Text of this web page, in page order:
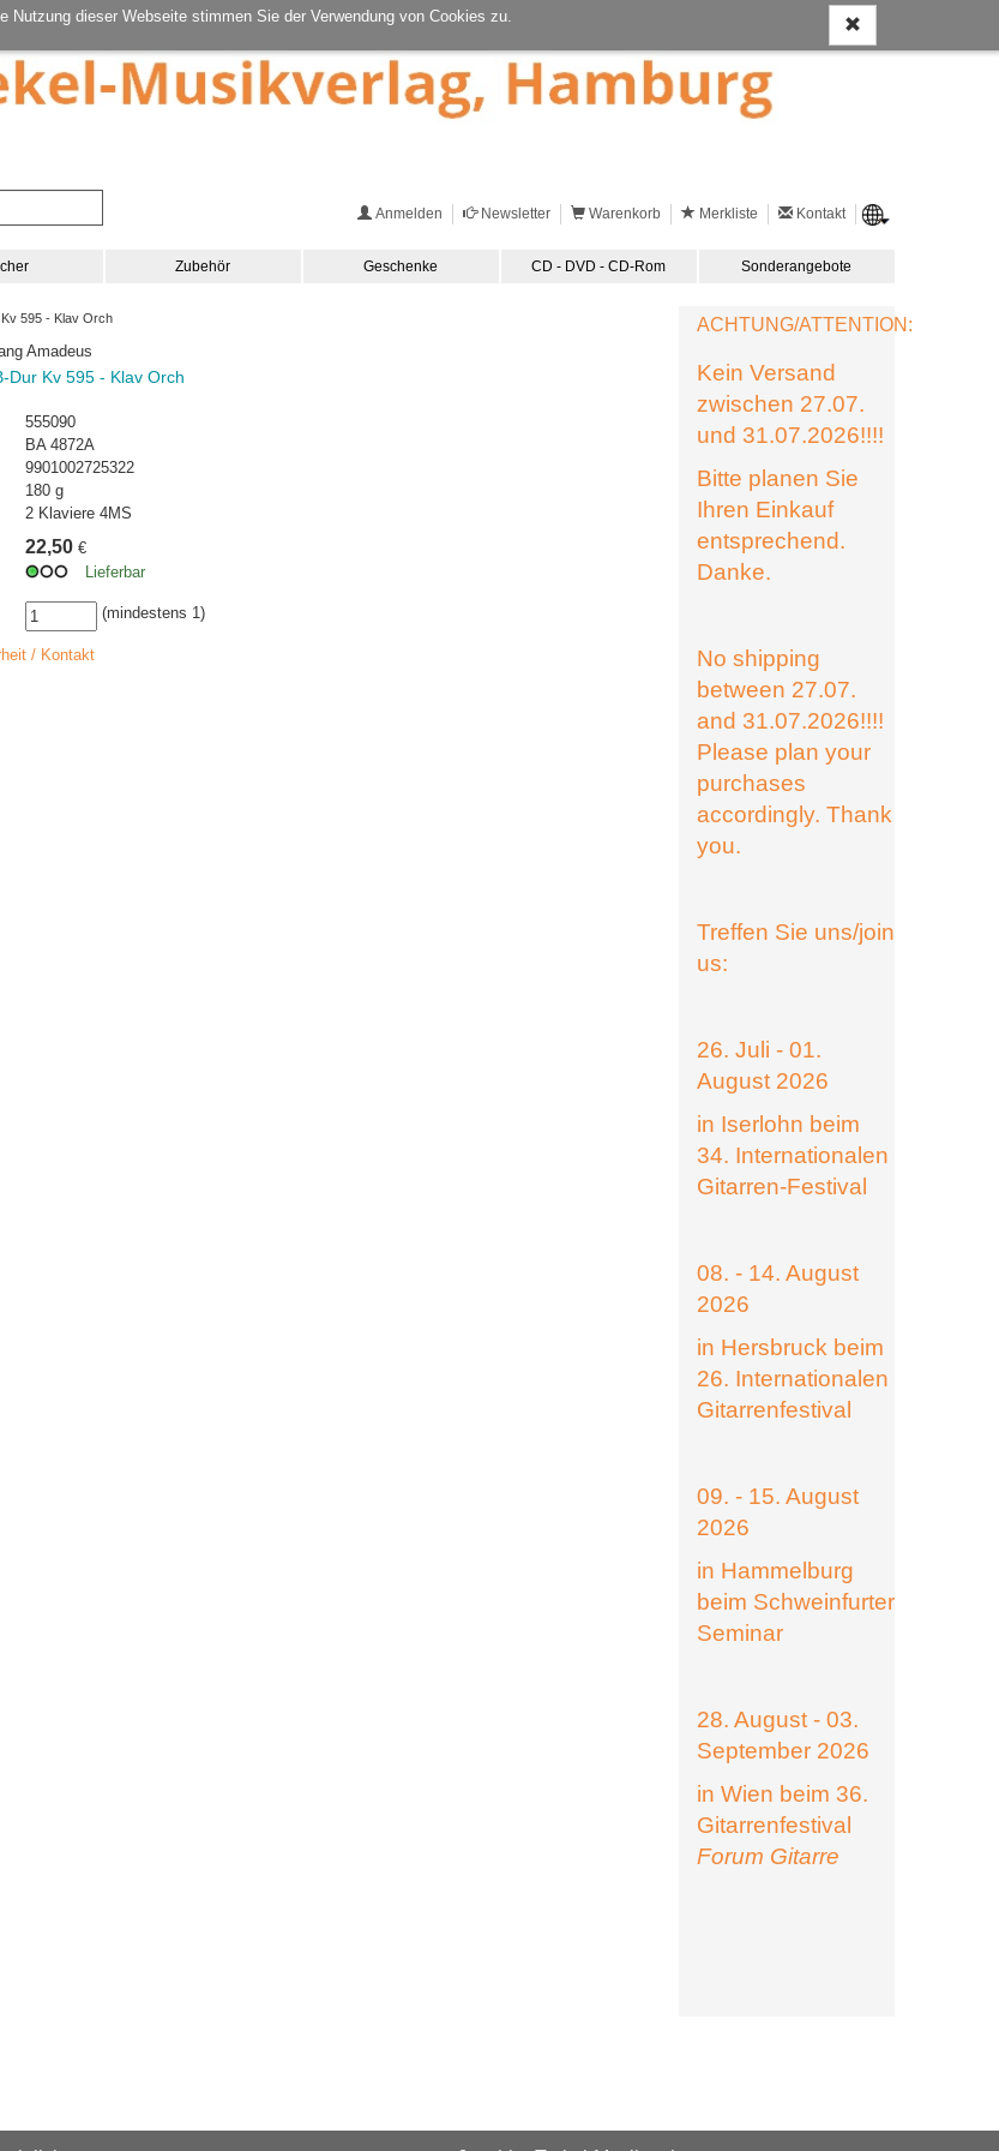
dieser Webseite stimmen Sie der Verwendung von Cookies zu.
Anmelden Newsletter Warenkorb Merkliste Kontakt
Zubehör Geschenke CD - DVD - CD-Rom Sonderangebote
595 - Klav Orch
Amadeus
Dur Kv 595 - Klav Orch
555090
BA 4872A
9901002725322
180 g
2 Klaviere 4MS
22,50 €
Lieferbar
(mindestens 1)
/ Kontakt
ACHTUNG/ATTENTION:
Kein Versand
zwischen 27.07.
und 31.07.2026!!!!
Bitte planen Sie
Ihren Einkauf
entsprechend.
Danke.
No shipping
between 27.07.
and 31.07.2026!!!!
Please plan your
purchases
accordingly. Thank
you.
Treffen Sie uns/join
us:
26. Juli - 01.
August 2026
in Iserlohn beim
34. Internationalen
Gitarren-Festival
08. - 14. August
2026
in Hersbruck beim
26. Internationalen
Gitarrenfestival
09. - 15. August
2026
in Hammelburg
beim Schweinfurter
Seminar
28. August - 03.
September 2026
in Wien beim 36.
Gitarrenfestival
Forum Gitarre